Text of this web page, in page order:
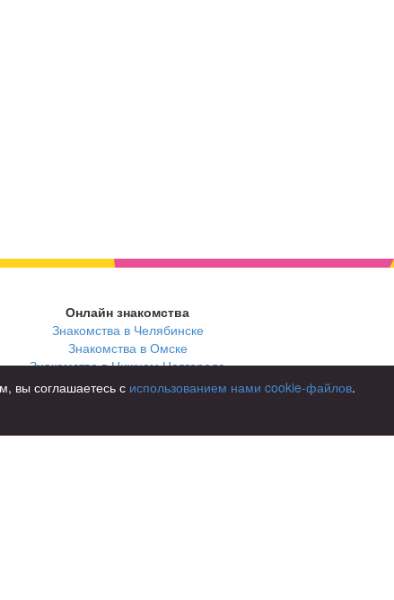
Онлайн знакомства
Знакомства в Челябинске
Знакомства в Омске
Знакомства в Нижнем Новгороде
вы соглашаетесь с использованием нами cookie-файлов.